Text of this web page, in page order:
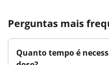
Perguntas mais
Quanto tempo é